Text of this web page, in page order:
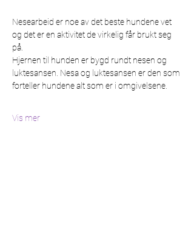
Nesearbeid er noe av det beste hundene vet
og det er en aktivitet de virkelig får brukt seg
på.
Hjernen til hunden er bygd rundt nesen og
luktesansen. Nesa og luktesansen er den som
forteller hundene alt som er i omgivelsene.
Vis mer